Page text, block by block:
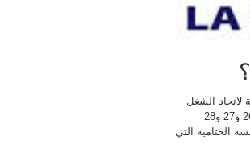
لاتحاد الشغل
تمسّكها بقرار الإضراب المزمع تنفيذه أيام 26 و27 و28
الختامية التي